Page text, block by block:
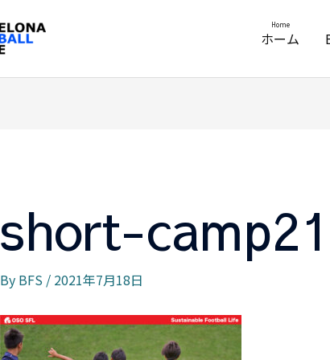
ホーム
Home
short-
By BFS / 2021年7月18日